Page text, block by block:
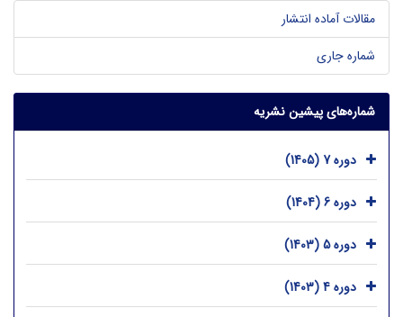
مقالات آماده انتشار
شماره جاری
شماره‌های پیشین نشریه
دوره 7 (1405)
دوره 6 (1404)
دوره 5 (1403)
دوره 4 (1403)